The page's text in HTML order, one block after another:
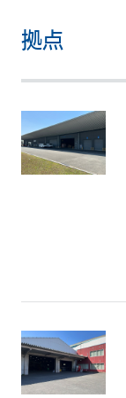
拠点